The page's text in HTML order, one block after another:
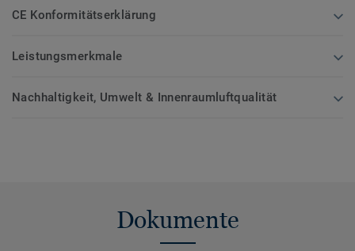
CE Konformitätserklärung
Leistungsmerkmale
Nachhaltigkeit, Umwelt & Innenraumluftqualität
Dokumente